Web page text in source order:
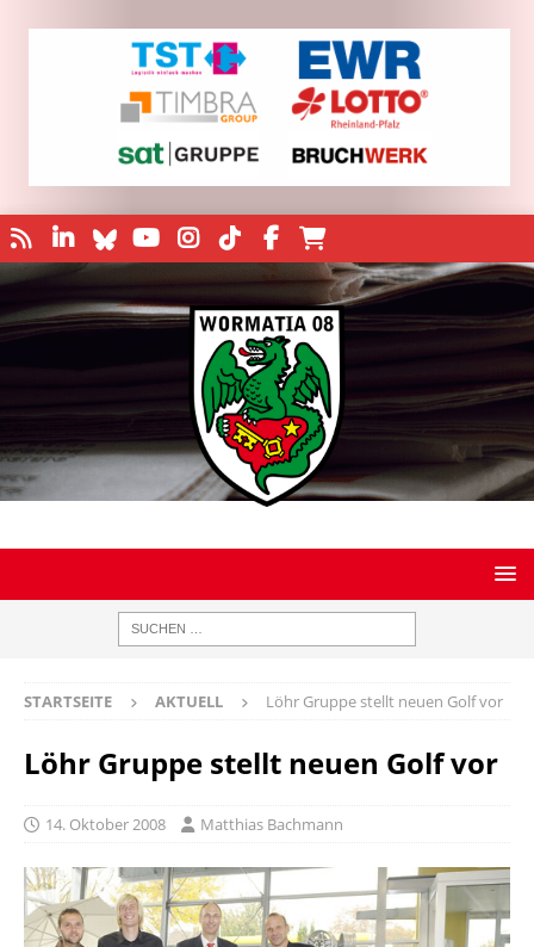
STARTSEITE AKTUELL Löhr Gruppe stellt neuen Golf vor
Löhr Gruppe stellt neuen Golf vor
14. Oktober 2008 Matthias Bachmann